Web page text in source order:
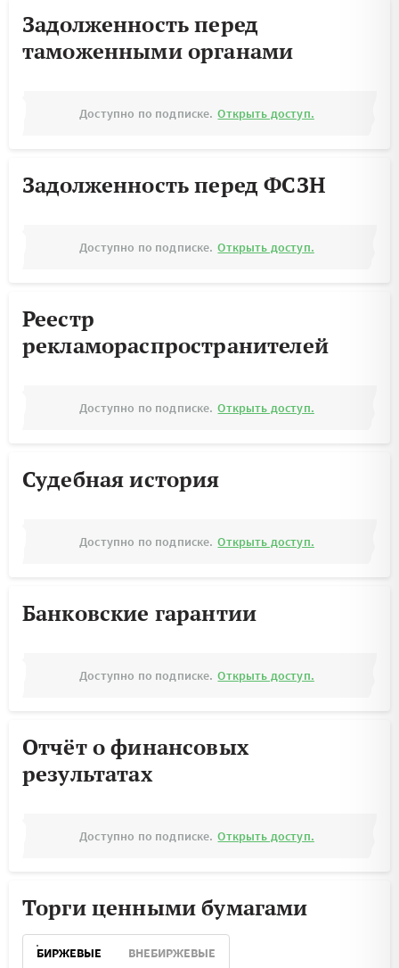
Задолженность перед
таможенными органами
Доступно по подписке. Открыть доступ.
Задолженность перед ФСЗН
Доступно по подписке. Открыть доступ.
Реестр
рекламораспространителей
Доступно по подписке. Открыть доступ.
Судебная история
Доступно по подписке. Открыть доступ.
Банковские гарантии
Доступно по подписке. Открыть доступ.
Отчёт о финансовых
результатах
Доступно по подписке. Открыть доступ.
Торги ценными бумагами
БИРЖЕВЫЕ ВНЕБИРЖЕВЫЕ